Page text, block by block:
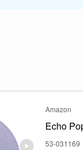
Amazon
Echo
53-031169